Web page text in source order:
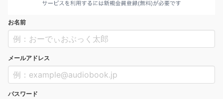
お名前
メールアドレス
パスワード